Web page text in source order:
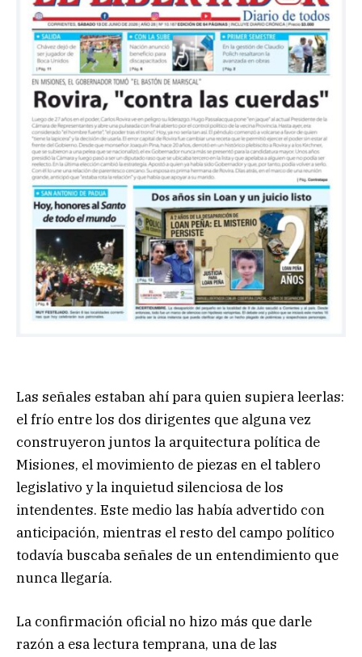
Las señales estaban ahí para quien supiera leerlas:
el frío entre los dos dirigentes que alguna vez
construyeron juntos la arquitectura política de
Misiones, el movimiento de piezas en el tablero
legislativo y la inquietud silenciosa de los
intendentes. Este medio las había advertido con
anticipación, mientras el resto del campo político
todavía buscaba señales de un entendimiento que
nunca llegaría.
La confirmación oficial no hizo más que darle
razón a esa lectura temprana, una de las